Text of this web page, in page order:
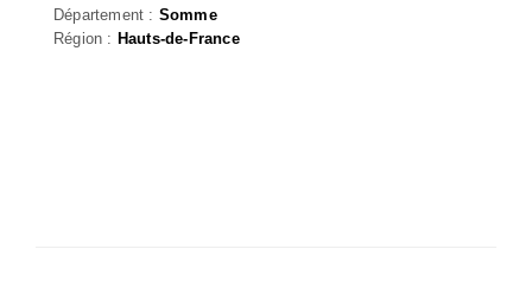
Département : Somme
Région : Hauts-de-France